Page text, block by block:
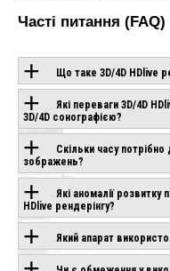
Часті питання (FAQ)
Що таке 3D/4D HDlive
Які переваги 3D/4D
3D/4D сонографією?
Скільки часу
зображень?
Які аномалії
HDlive рендерінгу?
Який апарат
AIR
CANON